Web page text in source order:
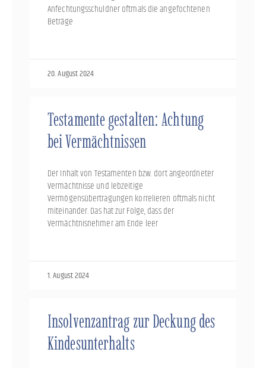
Anfechtungsschuldner oftmals die angefochtenen
Beträge
20. August 2024
Testamente gestalten: Achtung
bei Vermächtnissen
Der Inhalt von Testamenten bzw. dort angeordneter
Vermächtnisse und lebzeitige
Vermögensübertragungen korrelieren oftmals nicht
miteinander. Das hat zur Folge, dass der
Vermächtnisnehmer am Ende leer
1. August 2024
Insolvenzantrag zur Deckung des
Kindesunterhalts